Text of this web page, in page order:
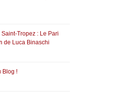
Tropez : Le Pari
de Luca Binaschi
Blog !